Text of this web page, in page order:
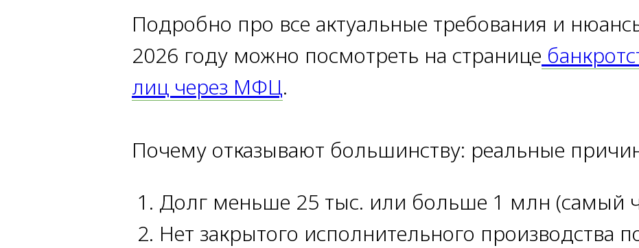
Подробно про все актуальные требования и
2026 году можно посмотреть на странице
лиц через МФЦ.
Почему отказывают большинству: реальные
Долг меньше 25 тыс. или больше 1 млн (самый
Нет закрытого исполнительного производства